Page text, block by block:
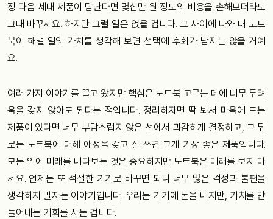
정 다음 세대 제품이 탐난다면 몇십만 원 정도의 비용을 손해보더라도
그때 바꾸세요. 하지만 그럴 일은 없을 겁니다. 그 사이에 나와 내 노트
북이 해낼 일의 가치를 생각해 보면 선택에 후회가 남지는 않을 거예
요.
여러 가지 이야기를 끌고 왔지만 핵심은 노트북 고르는 데에 너무 두려
움을 갖지 않아도 된다는 점입니다. 정리하자면 딱 봐서 마음에 드는
제품이 있다면 너무 부담스럽지 않은 선에서 과감하게 결정하고, 그 뒤
로는 노트북에 대해 애정을 갖고 잘 쓰면 그게 가장 좋은 제품입니다.
모든 일에 미래를 내다보는 것은 중요하지만 노트북은 미래를 보지 마
세요. 언제든 또 적절한 기기로 바꾸면 되니 너무 많은 걱정과 불편을
생각하지 말자는 이야기입니다. 우리는 기기에 돈을 내지만, 가치를 만
들어내는 기회를 사는 겁니다.